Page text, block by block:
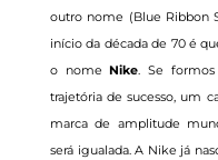
outro nome (Blue Ribbon
início da década de 70 é
o nomeNike. Se
trajetória de sucesso, um
marca de amplitude
será igualada. A Nike já